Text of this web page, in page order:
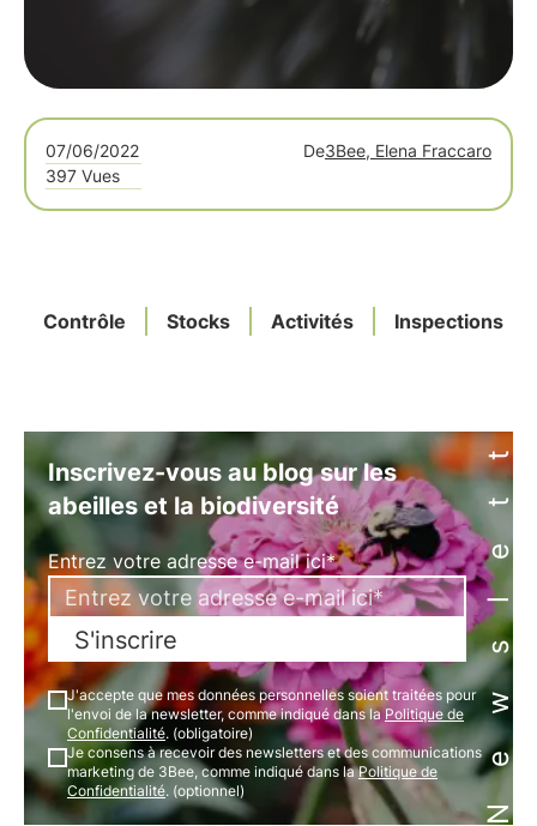
07/06/2022 De3Bee, Elena Fraccaro
397 Vues
Contrôle Stocks Activités Inspections
Newsletter
Inscrivez-vous au blog sur les
abeilles et la biodiversité
Entrez votre adresse e-mail ici*
S'inscrire
J'accepte que mes données personnelles soient traitées pour
l'envoi de la newsletter, comme indiqué dans laPolitique de
Confidentialité. (obligatoire)
Je consens à recevoir des newsletters et des communications
marketing de 3Bee, comme indiqué dans laPolitique de
Confidentialité. (optionnel)